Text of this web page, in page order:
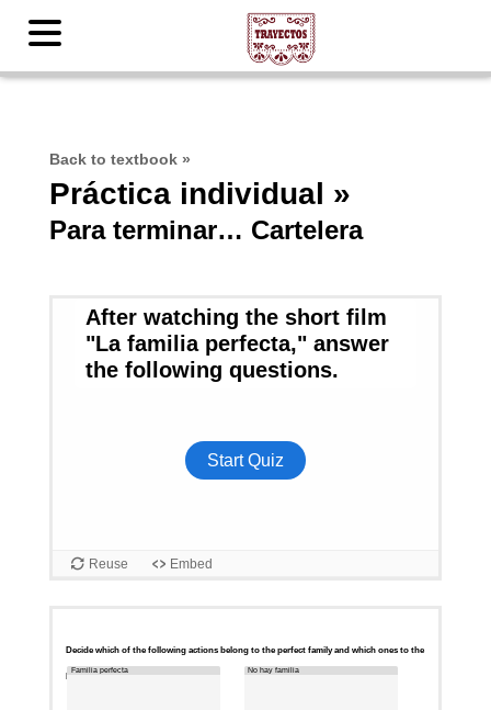
Back to textbook»
Práctica individual »
Para terminar… Cartelera